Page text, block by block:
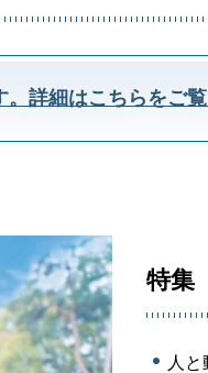
詳細はこちらをご覧
特集
人